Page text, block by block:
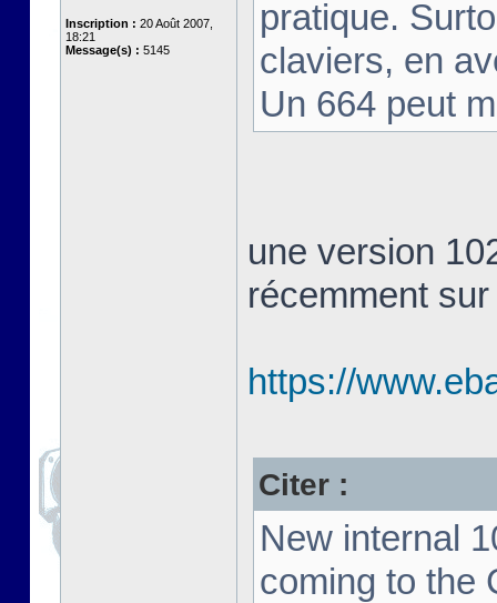
Inscription : 20 Août 2007,
18:21
Message(s) : 5145
pratique.
claviers, en
Un 664 peut
une version
récemment
https://
Citer :
New internal
coming to the